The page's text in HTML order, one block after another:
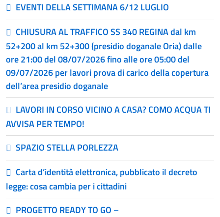
EVENTI DELLA SETTIMANA 6/12 LUGLIO
CHIUSURA AL TRAFFICO SS 340 REGINA dal km
52+200 al km 52+300 (presidio doganale Oria) dalle
ore 21:00 del 08/07/2026 fino alle ore 05:00 del
09/07/2026 per lavori prova di carico della copertura
dell’area presidio doganale
LAVORI IN CORSO VICINO A CASA? COMO ACQUA TI
AVVISA PER TEMPO!
SPAZIO STELLA PORLEZZA
Carta d’identità elettronica, pubblicato il decreto
legge: cosa cambia per i cittadini
PROGETTO READY TO GO –